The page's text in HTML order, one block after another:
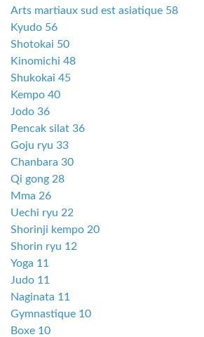
Arts martiaux sud est asiatique 58
Kyudo 56
Shotokai 50
Kinomichi 48
Shukokai 45
Kempo 40
Jodo 36
Pencak silat 36
Goju ryu 33
Chanbara 30
Qi gong 28
Mma 26
Uechi ryu 22
Shorinji kempo 20
Shorin ryu 12
Yoga 11
Judo 11
Naginata 11
Gymnastique 10
Boxe 10